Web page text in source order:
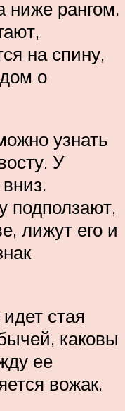
ниже рангом.
на спину,
о
узнать
У
подползают,
лижут его и
стая
каковы
ее
вожак.